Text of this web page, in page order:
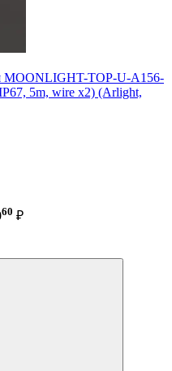
MOONLIGHT-TOP-U-A156-
5m, wire x2) (Arlight,
60 ₽